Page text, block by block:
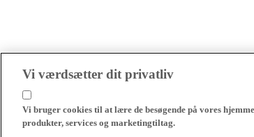
Vi værdsætter dit privatliv
Vi bruger cookies til at lære de besøgende på vores
produkter, services og marketingtiltag.